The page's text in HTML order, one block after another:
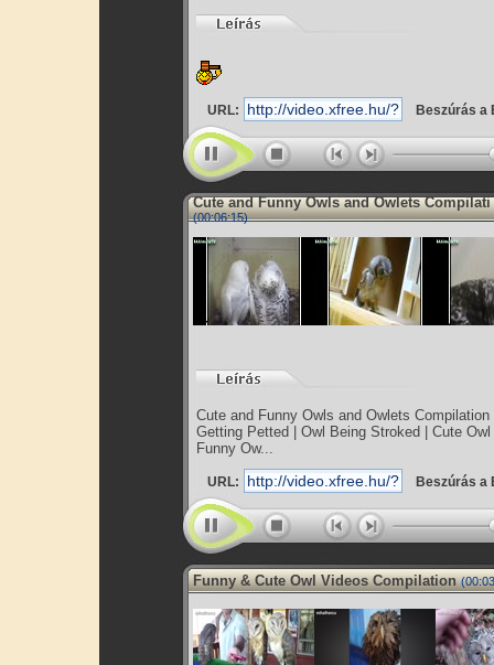
URL: Beszúrás a
Cute and Funny Owls and Owlets Compilati
(00:06:15)
Cute and Funny Owls and Owlets
Getting Petted | Owl Being Stroked | Cute
Funny Ow...
URL: Beszúrás a
Funny & Cute Owl Videos Compilation